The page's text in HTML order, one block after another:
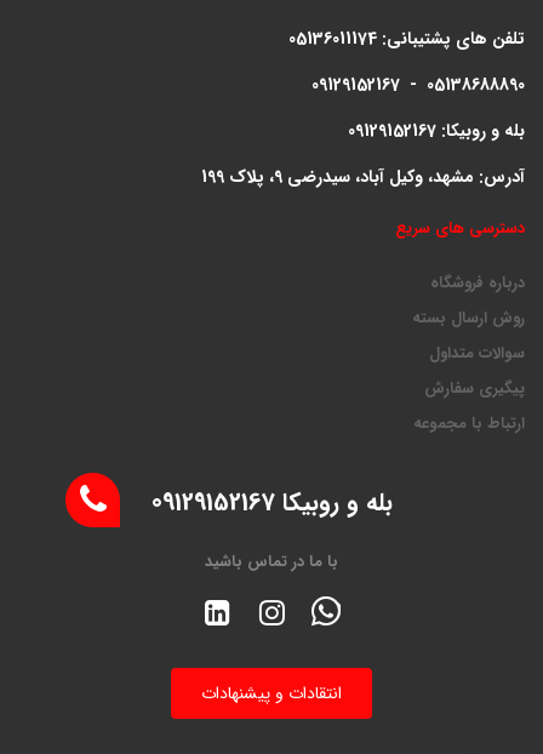
تلفن های پشتیبانی: 05136011174
09129152167 - 05138688890
بله و روبیکا: 09129152167
آدرس: مشهد، وکیل آباد، سیدرضی 9، پلاک 199
دسترسی های سریع
درباره فروشگاه
روش ارسال بسته
سوالات متداول
پیگیری سفارش
ارتباط با مجموعه
بله و روبیکا 09129152167
با ما در تماس باشید
انتقادات و پیشنهادات